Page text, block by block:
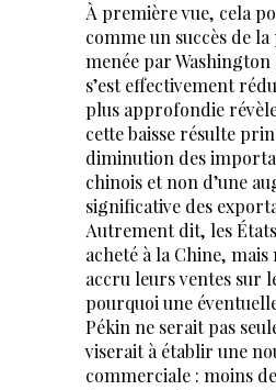
À première vue, cela
comme un succès de
menée par
s’est effectivement
plus approfondie
cette baisse résulte
diminution des
chinois et non d’une
significative des
Autrement dit, les
acheté à la Chine,
accru leurs ventes sur
pourquoi une
Pékin ne serait pas
viserait à établir une
commerciale : moins